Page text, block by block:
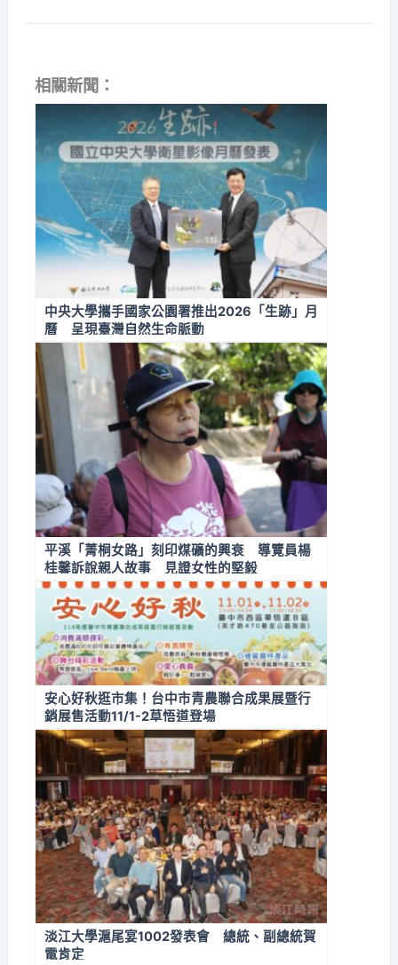
相關新聞：
中央大學攜手國家公園署推出2026「生跡」月
曆 呈現臺灣自然生命脈動
平溪「菁桐女路」刻印煤礦的興衰 導覽員楊
桂馨訴說親人故事 見證女性的堅毅
安心好秋逛市集！台中市青農聯合成果展暨行
銷展售活動11/1-2草悟道登場
淡江大學滬尾宴1002發表會 總統、副總統賀
電肯定